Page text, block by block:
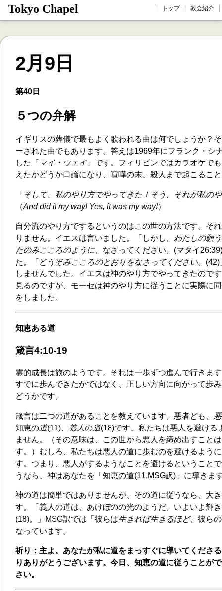
Tokyo Chapel トップ 教会紹介
2月9日
第40日
５つの弁解
イギリスの葬儀で最もよく歌われる曲は何でしょうか？
ーされた曲でもあります。答えは1969年にフランク・シ
した「 マイ・ウェイ 」です。フィリピンではカラオケで
えたかどうか口論になり、喧嘩の末、殺人まで起こるこ
「 そして、私のやり方でやってきた！そう、それが私の
（And did it my way! Yes, it was my way!）
自分流のやり方でするというのはこの世の方法です。そ
りません。イエスは言いました。「しかし、 わたしの願
たのみこころのように、なさってください。(マタイ
た。「どうぞみこころのとおりをなさってください。(42)
しませんでした。イエスは神のやり方でやってきたので
見るのですが、モーセは神のやり方に従うことに実際に
をしました。
知恵ある道
箴言4:10-19
霊的成長は旅のようです。それは一歩ずつ進んで行きま
すでに歩んできたかではなく、正しい方向に向かって歩
どうかです。
箴言は二つの道があることを教えています。悪者ども、
知恵の道(11)、 義人の道(18)です。私たちは悪人を避ける
ません。（その意味は、この世から悪人を締め出すこと
す。）むしろ、私たちは悪人の道に歩むのを避けるよう
す。つまり、悪人がするようなことを避けるということ
うなら、神はあなたを「知恵の道(11,MSG訳)」に導きま
神の道は簡単ではありませんが、その道に従うなら、大
す。「義人の道は、あけぼのの光のようだ。いよいよ輝
(18)。」MSG訳では「彼らは生きれば生きるほど、彼ら
なっています。
祈り：主よ。あなたが私に道をまっすぐに導いてくださ
りありがとうございます。今日、知恵の道に従うことが
さい。